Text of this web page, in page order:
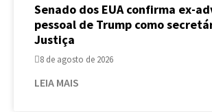
Senado dos EUA confirma ex-
pessoal de Trump como
Justiça
8 de agosto de 2026
LEIA MAIS